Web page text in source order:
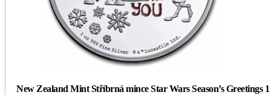
New Zealand Mint Stříbrná mince Star Wars Season’s Greetings